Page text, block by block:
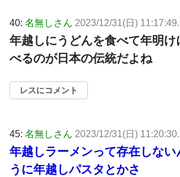
40: 名無しさん 2023/12/31(日)
年越しにうどんを食べて年明け
べるのが日本の伝統だよね
レスにコメント
45: 名無しさん 2023/12/31(日)
年越しラーメンって存在しない
うに年越しパスタとかさ